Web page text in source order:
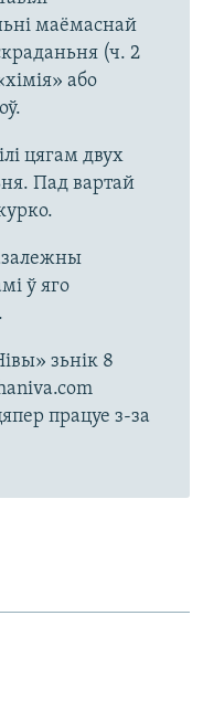
маёмаснай
(ч. 2
або
цягам двух
Пад вартай
ў яго
зьнік 8
працуе з-за